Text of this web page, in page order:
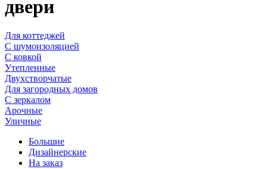
двери
Для коттеджей
С шумоизоляцией
С ковкой
Утепленные
Двухстворчатые
Для загородных домов
С зеркалом
Арочные
Уличные
Большие
Дизайнерские
На заказ